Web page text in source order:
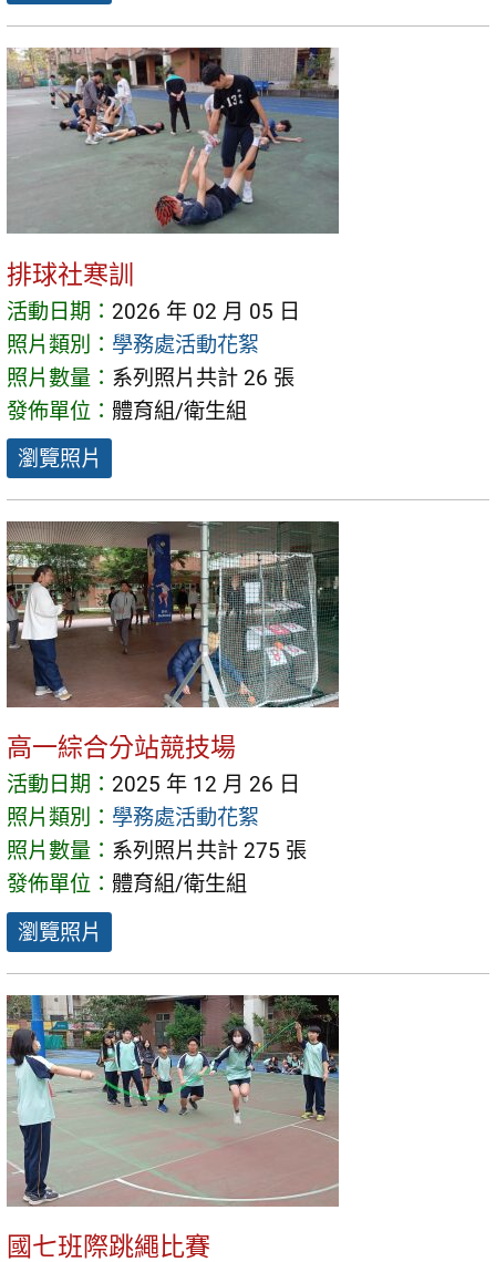
排球社寒訓
活動日期： 2026 年 02 月 05 日
照片類別： 學務處活動花絮
照片數量： 系列照片共計 26 張
發佈單位： 體育組/衛生組
瀏覽照片
高一綜合分站競技場
活動日期： 2025 年 12 月 26 日
照片類別： 學務處活動花絮
照片數量： 系列照片共計 275 張
發佈單位： 體育組/衛生組
瀏覽照片
國七班際跳繩比賽